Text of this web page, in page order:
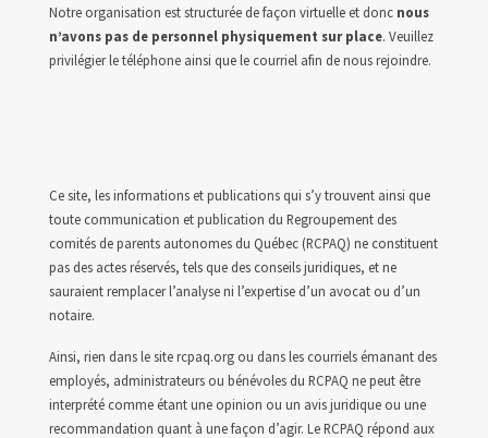
Notre organisation est structurée de façon virtuelle et donc nous
n’avons pas de personnel physiquement sur place. Veuillez
privilégier le téléphone ainsi que le courriel afin de nous rejoindre.
Ce site, les informations et publications qui s’y trouvent ainsi que
toute communication et publication du Regroupement des
comités de parents autonomes du Québec (RCPAQ) ne constituent
pas des actes réservés, tels que des conseils juridiques, et ne
sauraient remplacer l’analyse ni l’expertise d’un avocat ou d’un
notaire.
Ainsi, rien dans le site rcpaq.org ou dans les courriels émanant des
employés, administrateurs ou bénévoles du RCPAQ ne peut être
interprété comme étant une opinion ou un avis juridique ou une
recommandation quant à une façon d’agir. Le RCPAQ répond aux